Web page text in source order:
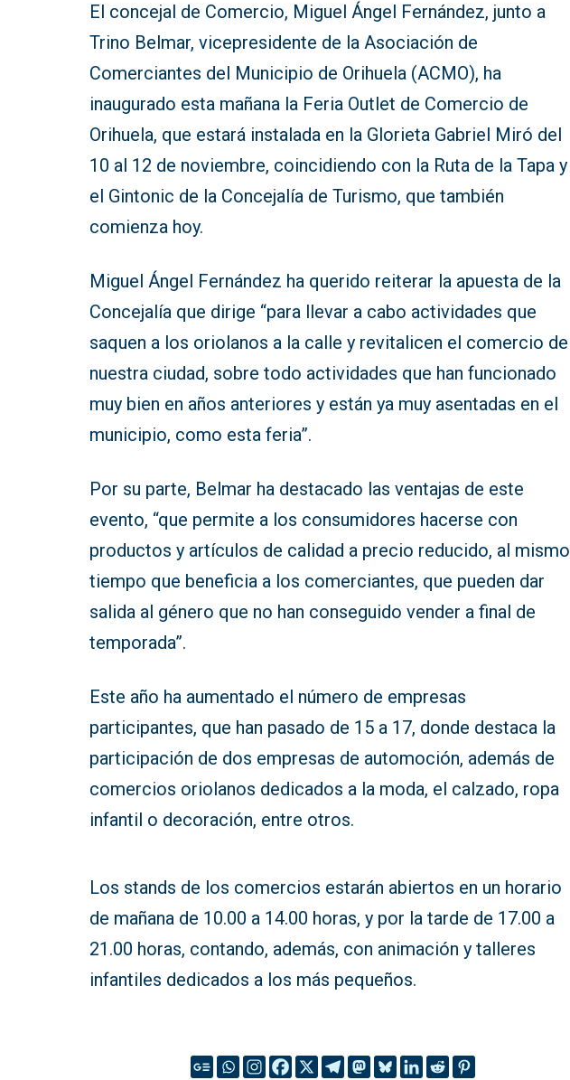
El concejal de Comercio, Miguel Ángel Fernández, junto a
Trino Belmar, vicepresidente de la Asociación de
Comerciantes del Municipio de Orihuela (ACMO), ha
inaugurado esta mañana la Feria Outlet de Comercio de
Orihuela, que estará instalada en la Glorieta Gabriel Miró del
10 al 12 de noviembre, coincidiendo con la Ruta de la Tapa y
el Gintonic de la Concejalía de Turismo, que también
comienza hoy.
Miguel Ángel Fernández ha querido reiterar la apuesta de la
Concejalía que dirige “para llevar a cabo actividades que
saquen a los oriolanos a la calle y revitalicen el comercio de
nuestra ciudad, sobre todo actividades que han funcionado
muy bien en años anteriores y están ya muy asentadas en el
municipio, como esta feria”.
Por su parte, Belmar ha destacado las ventajas de este
evento, “que permite a los consumidores hacerse con
productos y artículos de calidad a precio reducido, al mismo
tiempo que beneficia a los comerciantes, que pueden dar
salida al género que no han conseguido vender a final de
temporada”.
Este año ha aumentado el número de empresas
participantes, que han pasado de 15 a 17, donde destaca la
participación de dos empresas de automoción, además de
comercios oriolanos dedicados a la moda, el calzado, ropa
infantil o decoración, entre otros.
Los stands de los comercios estarán abiertos en un horario
de mañana de 10.00 a 14.00 horas, y por la tarde de 17.00 a
21.00 horas, contando, además, con animación y talleres
infantiles dedicados a los más pequeños.